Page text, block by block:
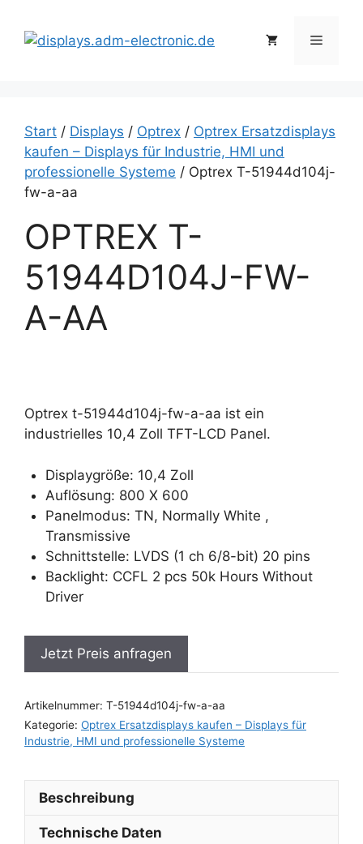
Inhalt
springen
Menü
Start / Displays / Optrex / Optrex Ersatzdisplays
kaufen – Displays für Industrie, HMI und
professionelle Systeme / Optrex T-51944d104j-
fw-a-aa
OPTREX T-
51944D104J-FW-
A-AA
Optrex t-51944d104j-fw-a-aa ist ein
industrielles 10,4 Zoll TFT-LCD Panel.
Displaygröße: 10,4 Zoll
Auflösung: 800 X 600
Panelmodus: TN, Normally White ,
Transmissive
Schnittstelle: LVDS (1 ch 6/8-bit) 20 pins
Backlight: CCFL 2 pcs 50k Hours Without
Driver
Jetzt Preis anfragen
Artikelnummer: T-51944d104j-fw-a-aa
Kategorie: Optrex Ersatzdisplays kaufen – Displays für
Industrie, HMI und professionelle Systeme
Beschreibung
Technische Daten